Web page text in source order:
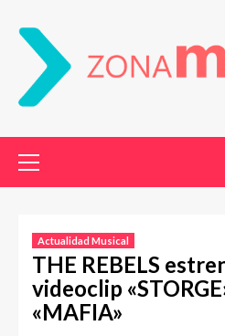
Actualidad Musical
THE REBELS
videoclip
«MAFIA»